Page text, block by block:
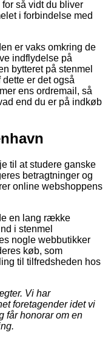
så vidt du bliver
i forbindelse med
er vaks omkring de
indflydelse på
bytteret på stenmel
er det også
ens ordremail, så
end du er på indkøb
til at studere ganske
betragtninger og
online webshoppens
en lang række
i stenmel
nogle webbutikker
køb, som
til tilfredsheden hos
Vi har
foretagender idet vi
får honorar om en